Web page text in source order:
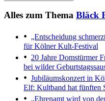
Alles zum Thema Bläck
„Entscheidung
für Kölner Kult-Festival
20 Jahre Domstürmer
bei wilder
Jubiläumskonzert in
Elf: Kultband hat fünften
„Ehrenamt wird von